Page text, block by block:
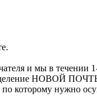
и мы в течении
отделение НОВОЙ
которому нужно